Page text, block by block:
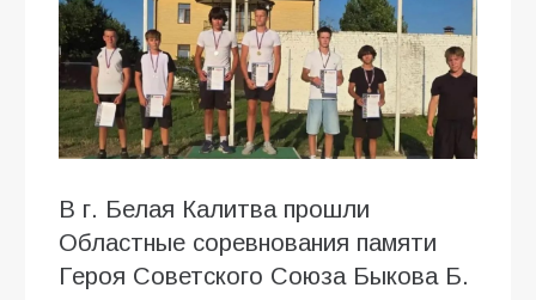
В г. Белая Калитва прошли
Областные соревнования памяти
Героя Советского Союза Быкова Б.